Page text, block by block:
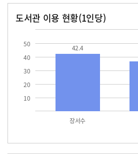
도서관 이용 현황(1인당)
10
20
30
40
50
장서수
42.4